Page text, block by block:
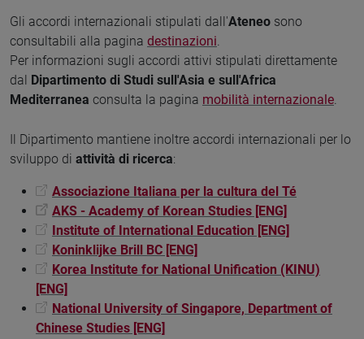
Gli accordi internazionali stipulati dall'Ateneo sono
consultabili alla pagina destinazioni
Per informazioni sugli accordi attivi stipulati direttamente
dal Dipartimento di Studi sull'Asia e sull'Africa
Mediterranea consulta la pagina mobilità internazionale
Il Dipartimento mantiene inoltre accordi internazionali per lo
sviluppo di attività di ricerca:
Associazione Italiana per la cultura del Té
AKS - Academy of Korean Studies [ENG]
Institute of International Education [ENG]
Koninklijke Brill BC [ENG]
Korea Institute for National Unification (KINU)
[ENG]
National University of Singapore, Department of
Chinese Studies [ENG]